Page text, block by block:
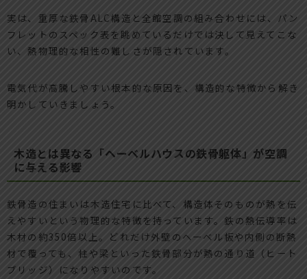
実は、重厚な鉄骨ALC構造と全館空調の組み合わせには、パン
フレットのスペック表を眺めているだけでは決して見えてこな
い、熱物理的な相性の難しさが隠されています。
電気代が高騰しやすい根本的な原因を、構造的な特徴から解き
明かしていきましょう。
木造とは異なる「ヘーベルハウスの鉄骨躯体」が空調
に与える影響
鉄骨造の住まいは木造住宅に比べて、構造体そのものが熱を伝
えやすいという物理的な特徴を持っています。鉄の熱伝導率は
木材の約350倍以上。どれだけ外壁のヘーベル板や内側の断熱
材で覆っても、柱や梁といった鉄骨部分が熱の通り道（ヒート
ブリッジ）になりやすいのです。